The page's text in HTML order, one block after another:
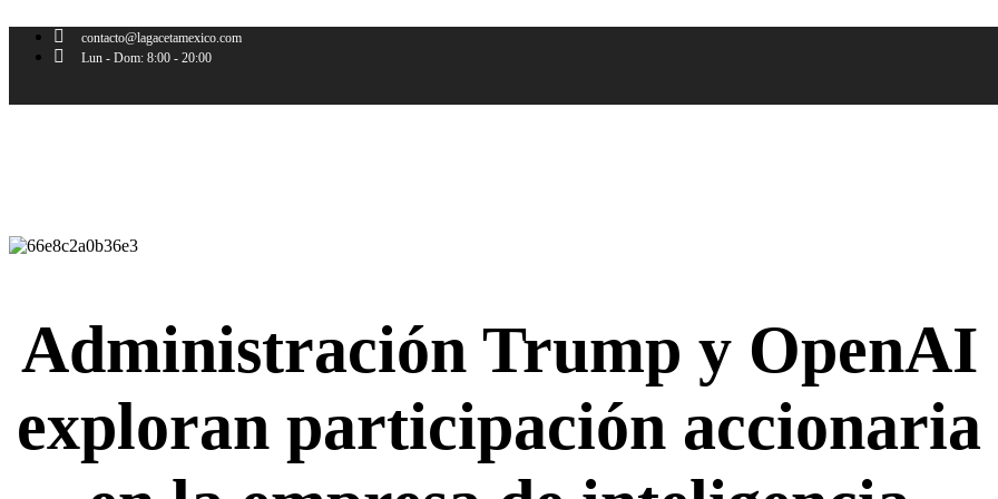
contenido
contacto@lagacetamexico.com
Lun - Dom: 8:00 - 20:00
Administración Trump y OpenAI
exploran participación accionaria